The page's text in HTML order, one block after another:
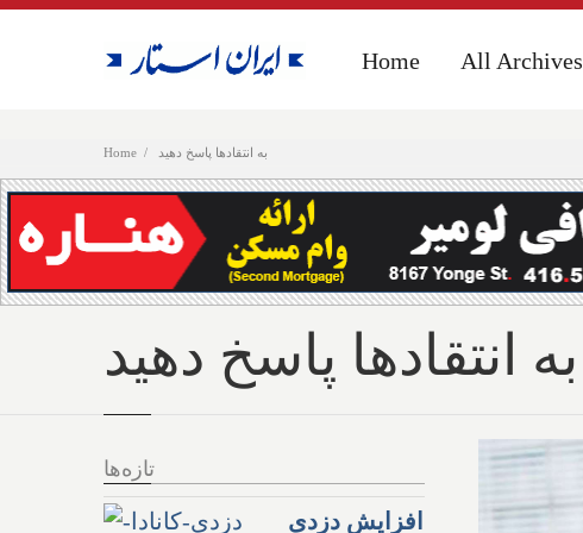
Home به انتقادها پاسخ دهید
Home All Archives
Home All Archives
به انتقادها پاسخ دهید
تازه‌ها
افزایش دزدی